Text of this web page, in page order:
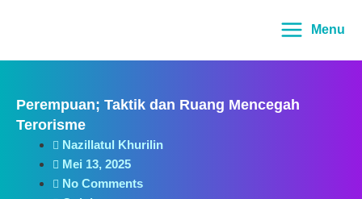
Menu
Perempuan; Taktik dan Ruang Mencegah
Terorisme
Nazillatul Khurilin
Mei 13, 2025
No Comments